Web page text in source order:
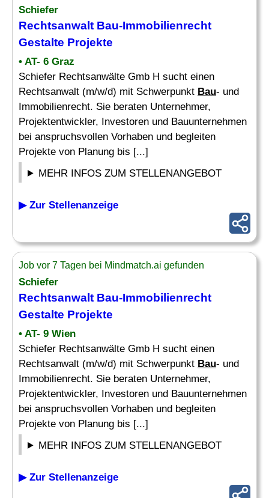
Schiefer
Rechtsanwalt Bau-Immobilienrecht
Gestalte Projekte
• AT- 6 Graz
Schiefer Rechtsanwälte Gmb H sucht einen
Rechtsanwalt (m/w/d) mit Schwerpunkt Bau- und
Immobilienrecht. Sie beraten Unternehmer,
Projektentwickler, Investoren und Bauunternehmen
bei anspruchsvollen Vorhaben und begleiten
Projekte von Planung bis [...]
MEHR INFOS ZUM STELLENANGEBOT
▶ Zur Stellenanzeige
Job vor 7 Tagen bei Mindmatch.ai gefunden
Schiefer
Rechtsanwalt Bau-Immobilienrecht
Gestalte Projekte
• AT- 9 Wien
Schiefer Rechtsanwälte Gmb H sucht einen
Rechtsanwalt (m/w/d) mit Schwerpunkt Bau- und
Immobilienrecht. Sie beraten Unternehmer,
Projektentwickler, Investoren und Bauunternehmen
bei anspruchsvollen Vorhaben und begleiten
Projekte von Planung bis [...]
MEHR INFOS ZUM STELLENANGEBOT
▶ Zur Stellenanzeige